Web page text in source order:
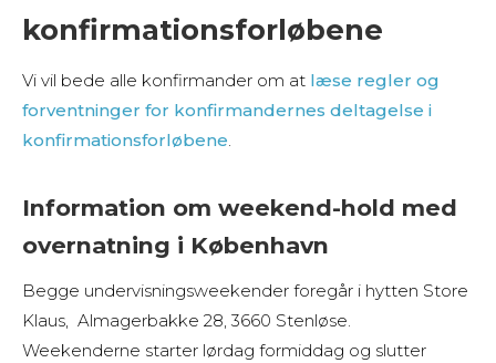
konfirmationsforløbene
Vi vil bede alle konfirmander om at læse regler og
forventninger for konfirmandernes deltagelse i
konfirmationsforløbene.
Information om weekend-hold med
overnatning i København
Begge undervisningsweekender foregår i hytten Store
Klaus, Almagerbakke 28, 3660 Stenløse.
Weekenderne starter lørdag formiddag og slutter